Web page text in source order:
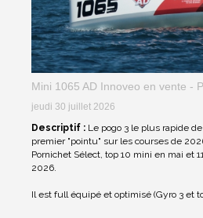
Mini 1065 AD Innoveo en vente -
jeudi 30 juillet 2026
Descriptif : Le pogo 3 le plus rapide
premier "pointu" sur les courses de
Pornichet Sélect, top 10 mini en mai et
2026.
Il est full équipé et optimisé (Gyro 3 et